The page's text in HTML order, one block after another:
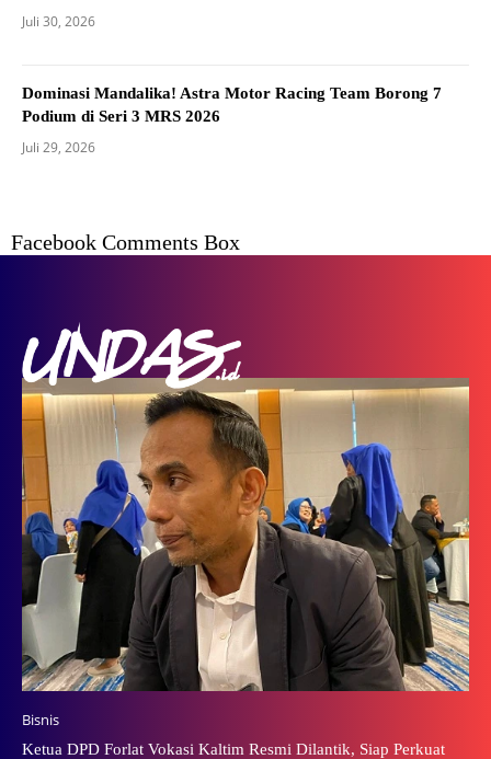
Juli 30, 2026
Dominasi Mandalika! Astra Motor Racing Team Borong 7
Podium di Seri 3 MRS 2026
Juli 29, 2026
Facebook Comments Box
Bisnis
Ketua DPD Forlat Vokasi Kaltim Resmi Dilantik, Siap Perkuat